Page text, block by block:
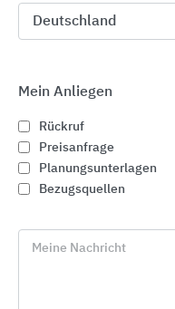
Mein Anliegen
Rückruf
Preisanfrage
Planungsunterlagen
Bezugsquellen
Meine Nachricht